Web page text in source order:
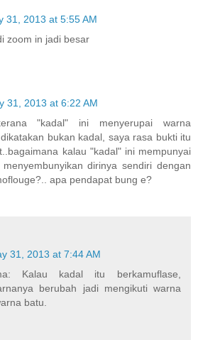
31, 2013 at 5:55 AM
zoom in jadi besar
31, 2013 at 6:22 AM
"kadal" ini menyerupai warna
bukan kadal, saya rasa bukti itu
kalau "kadal" ini mempunyai
dirinya sendiri dengan
apa pendapat bung e?
31, 2013 at 7:44 AM
Kalau kadal itu berkamuflase,
berubah jadi mengikuti warna
batu.